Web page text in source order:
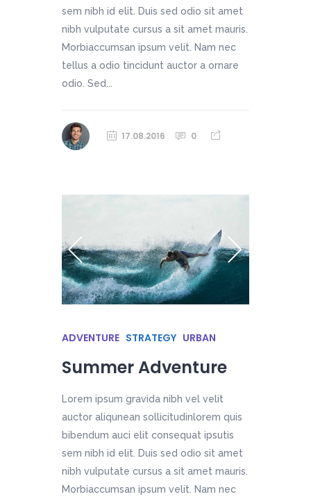
sem nibh id elit. Duis sed odio sit amet
nibh vulputate cursus a sit amet mauris.
Morbiaccumsan ipsum velit. Nam nec
tellus a odio tincidunt auctor a ornare
odio. Sed...
17.08.2016 0
ADVENTURE STRATEGY URBAN
Summer Adventure
Lorem ipsum gravida nibh vel velit
auctor aliqunean sollicitudinlorem quis
bibendum auci elit consequat ipsutis
sem nibh id elit. Duis sed odio sit amet
nibh vulputate cursus a sit amet mauris.
Morbiaccumsan ipsum velit. Nam nec